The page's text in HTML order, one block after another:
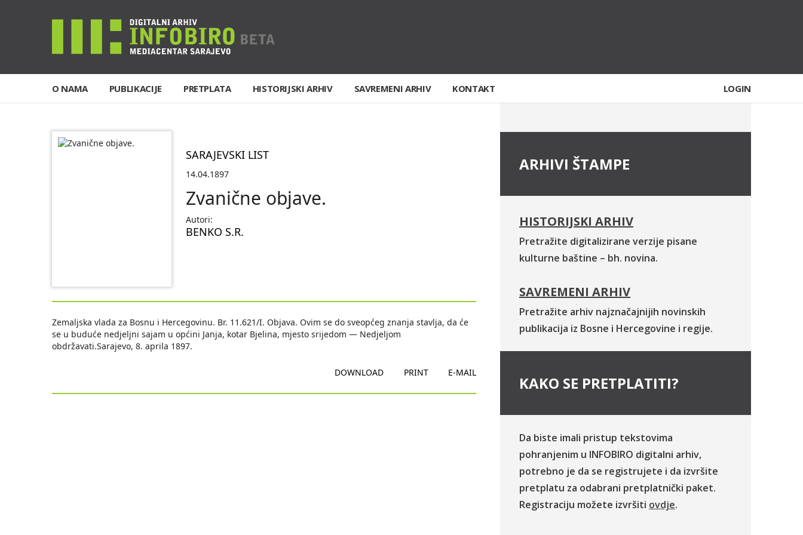
O NAMA PUBLIKACIJE PRETPLATA HISTORIJSKI ARHIV SAVREMENI ARHIV KONTAKT LOGIN
SARAJEVSKI LIST
14.04.1897
Zvanične objave.
Autori:
BENKO S.R.
Zemaljska vlada za Bosnu i Hercegovinu. Br. 11.621/I. Objava. Ovim se do sveopćeg znanja stavlja, da će
se u buduće nedjeljni sajam u općini Janja, kotar Bjelina, mjesto srijedom — Nedjeljom
obdržavati.Sarajevo, 8. aprila 1897.
DOWNLOAD PRINT E-MAIL
ARHIVI ŠTAMPE
HISTORIJSKI ARHIV
Pretražite digitalizirane verzije pisane
kulturne baštine – bh. novina.
SAVREMENI ARHIV
Pretražite arhiv najznačajnijih novinskih
publikacija iz Bosne i Hercegovine i regije.
KAKO SE PRETPLATITI?
Da biste imali pristup tekstovima
pohranjenim u INFOBIRO digitalni arhiv,
potrebno je da se registrujete i da izvršite
pretplatu za odabrani pretplatnički paket.
Registraciju možete izvršiti ovdje.